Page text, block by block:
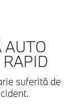
AUTO
suferită de